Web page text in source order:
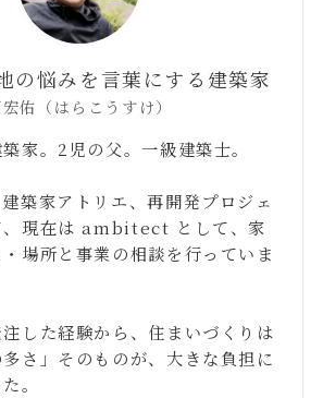
の悩みを言葉にする建築家
佑（はらこうすけ）
家。2児の父。一級建築士。
築家アトリエ、再開発プロジェ
、現在は ambitect として、家
場所と事業の相談を行っていま
した経験から、住まいづくりは
多さ」そのものが、大きな負担に
。